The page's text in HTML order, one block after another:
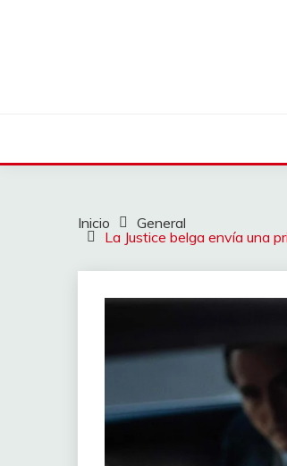
Inicio
General
La Justice belga envía una